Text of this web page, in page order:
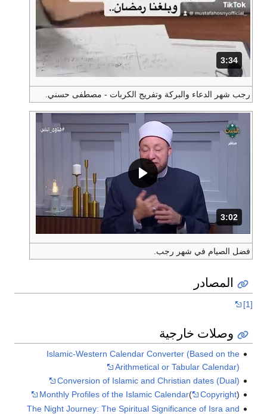
المدة: دقائق و 34 ثواني.
3:34
رجب شهر الدعاء والبركة وتفريج الكربات - مصطفى حسني.
المدة: دقائق و 2 ثواني.
3:02
فضل الصيام في شهر رجب.
المصادر
[1]
وصلات خارجية
Islamic-Western Calendar Converter (Based on the
Arithmetical or Tabular Calendar)
Conversion of Islamic and Christian dates (Dual)
Monthly Profiles of the Islamic Calendar( Copyright)
The Night Journey: The Spiritual Significance of Isra and